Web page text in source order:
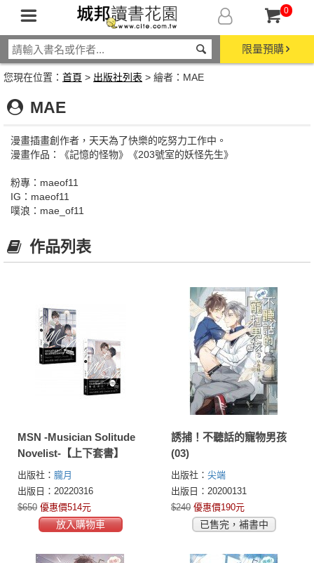
0
限量預購
您現在位置： 首頁 > 出版社列表 > 繪者：MAE
MAE
漫畫插畫創作者，天天為了快樂的吃努力工作中。
漫畫作品：《記憶的怪物》《203號室的妖怪先生》
粉專：maeof11
IG：maeof11
噗浪：mae_of11
作品列表
MSN -Musician Solitude
Novelist-【上下套書】
出版社： 朧月
出版日：20220316
$650 優惠價514元
放入購物車
誘捕！不聽話的寵物男孩
(03)
出版社： 尖端
出版日：20200131
$240 優惠價190元
已售完，補書中